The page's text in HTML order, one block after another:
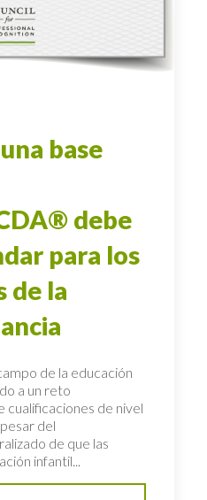
base
debe
para los
de la
de la educación
a un reto
cualificaciones de nivel
del
de que las
infantil...